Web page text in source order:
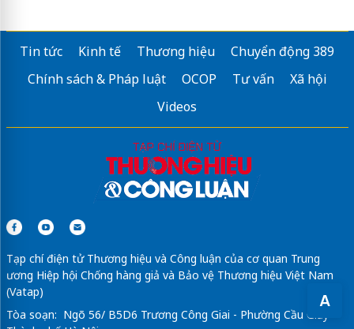
A
Tin tức Kinh tế Thương hiệu
Chuyển động 389
Chính sách & Pháp luật
OCOP Tư vấn
Xã hội
Videos
Tạp chí điện tử Thương hiệu và Công luận của cơ quan Trung
ương Hiệp hội Chống hàng giả và Bảo vệ Thương hiệu Việt Nam
(Vatap)
Tòa soạn: Ngõ 56/ B5D6 Trương Công Giai - Phường Cầu Giấy -